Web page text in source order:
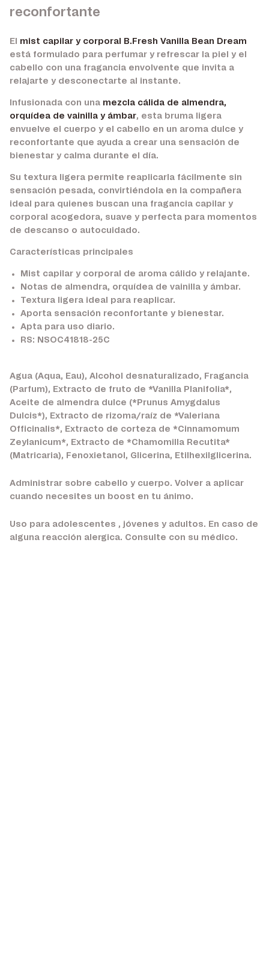
reconfortante
El mist capilar y corporal B.Fresh Vanilla Bean Dream
está formulado para perfumar y refrescar la piel y el
cabello con una fragancia envolvente que invita a
relajarte y desconectarte al instante.
Infusionada con una mezcla cálida de almendra,
orquídea de vainilla y ámbar, esta bruma ligera
envuelve el cuerpo y el cabello en un aroma dulce y
reconfortante que ayuda a crear una sensación de
bienestar y calma durante el día.
Su textura ligera permite reaplicarla fácilmente sin
sensación pesada, convirtiéndola en la compañera
ideal para quienes buscan una fragancia capilar y
corporal acogedora, suave y perfecta para momentos
de descanso o autocuidado.
Características principales
Mist capilar y corporal de aroma cálido y relajante.
Notas de almendra, orquídea de vainilla y ámbar.
Textura ligera ideal para reaplicar.
Aporta sensación reconfortante y bienestar.
Apta para uso diario.
RS: NSOC41818-25C
Agua (Aqua, Eau), Alcohol desnaturalizado, Fragancia
(Parfum), Extracto de fruto de *Vanilla Planifolia*,
Aceite de almendra dulce (*Prunus Amygdalus
Dulcis*), Extracto de rizoma/raíz de *Valeriana
Officinalis*, Extracto de corteza de *Cinnamomum
Zeylanicum*, Extracto de *Chamomilla Recutita*
(Matricaria), Fenoxietanol, Glicerina, Etilhexilglicerina.
Administrar sobre cabello y cuerpo. Volver a aplicar
cuando necesites un boost en tu ánimo.
Uso para adolescentes , jóvenes y adultos. En caso de
alguna reacción alergica. Consulte con su médico.